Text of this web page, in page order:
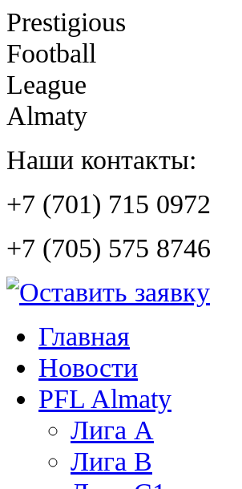
Prestigious
Football
League
Almaty
Наши контакты:
+7 (701) 715 0972
+7 (705) 575 8746
Главная
Новости
PFL Almaty
Лига A
Лига В